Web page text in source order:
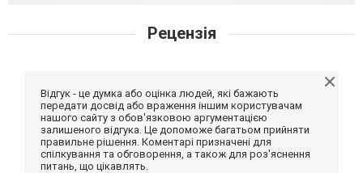
Рецензія
Відгук - це думка або оцінка людей, які бажають
передати досвід або враження іншим користувачам
нашого сайту з обов'язковою аргументацією
залишеного відгука. Це допоможе багатьом прийняти
правильне рішення. Коментарі призначені для
спілкування та обговорення, а також для роз'яснення
питань, що цікавлять.